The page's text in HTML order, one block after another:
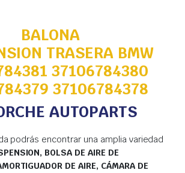
BALONA
TRASERA BMW
37106784380
37106784378
AUTOPARTS
podrás encontrar una amplia variedad
BOLSA DE AIRE DE
DE AIRE, CÁMARA DE